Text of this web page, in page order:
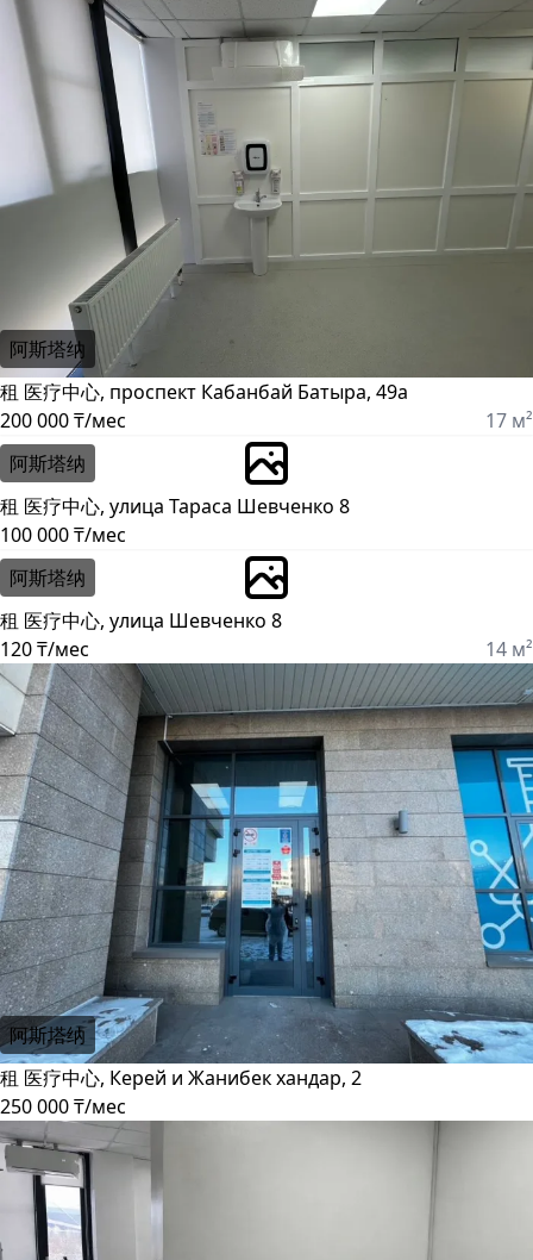
阿斯塔纳
租 医疗中心, проспект Кабанбай Батыра, 49а
200 000 ₸/мес
17 м²
阿斯塔纳
租 医疗中心, улица Тараса Шевченко 8
100 000 ₸/мес
阿斯塔纳
租 医疗中心, улица Шевченко 8
120 ₸/мес
14 м²
阿斯塔纳
租 医疗中心, Керей и Жанибек хандар, 2
250 000 ₸/мес